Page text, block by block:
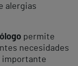
alergias
permite
necesidades
importante